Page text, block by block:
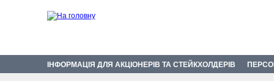
ІНФОРМАЦІЯ ДЛЯ АКЦІОНЕРІВ ТА СТЕЙКХОЛДЕРІВ